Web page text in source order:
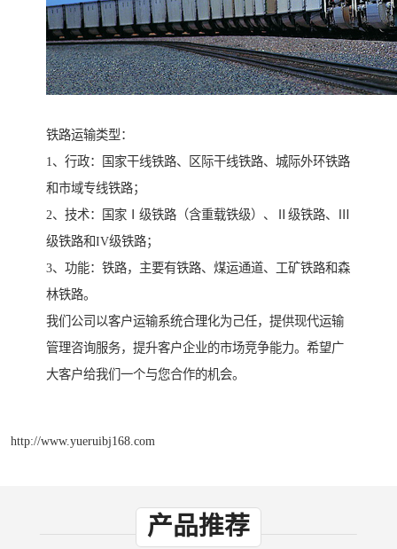
铁路运输类型：
1、行政：国家干线铁路、区际干线铁路、城际外环铁路
和市域专线铁路；
2、技术：国家Ⅰ级铁路（含重载铁级）、Ⅱ级铁路、Ⅲ
级铁路和IV级铁路；
3、功能：铁路，主要有铁路、煤运通道、工矿铁路和森
林铁路。
我们公司以客户运输系统合理化为己任，提供现代运输
管理咨询服务，提升客户企业的市场竞争能力。希望广
大客户给我们一个与您合作的机会。
http://www.yueruibj168.com
产品推荐